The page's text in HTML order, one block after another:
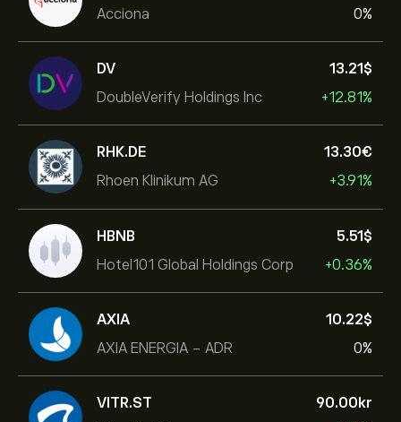
Acciona
0%
DV
DoubleVerify Holdings Inc
13.21‎$‎
+12.81%
RHK.DE
Rhoen Klinikum AG
13.30‎€‎
+3.91%
HBNB
Hotel101 Global Holdings Corp
5.51‎$‎
+0.36%
AXIA
AXIA ENERGIA - ADR
10.22‎$‎
0%
VITR.ST
90.00‎kr‎